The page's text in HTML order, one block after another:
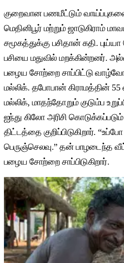
குறைவான பணமீட்டும்
மெதினிபூர் மற்றும் ஜாடுகிராம்
சமூகத்துக்கு பசிதான் கதி.
பசியை மதுவில் மறக்கின்றனர்.
பழைய சோற்றை சாப்பிட்டு
மல்லிக். தபோபான் கிராமத்தின் 55
மல்லிக், மாதந்தோறும் குடும்ப
ஐந்து கிலோ அரிசி
திட்டத்தை குறிப்பிடுகிறார்.
பெருஞ்செலவு.” தன் பாழடைந்த
பழைய சோற்றை சாப்பிடுகிறார்.